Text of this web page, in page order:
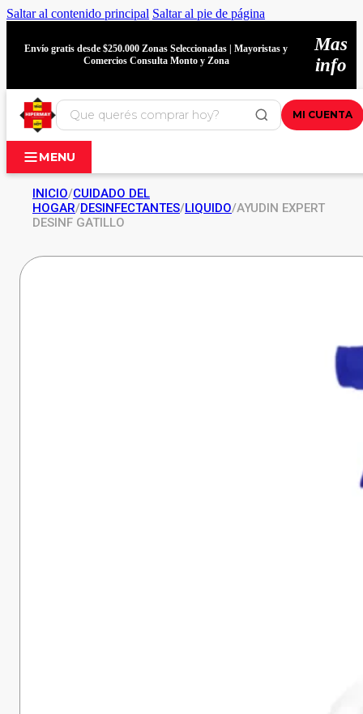
Saltar al contenido principal Saltar al pie de página
Envío gratis desde $250.000 Zonas Seleccionadas | Mayoristas y
Comercios Consulta Monto y Zona
Mas
info
MI CUENTA
MENU
INICIO/CUIDADO DEL
HOGAR/DESINFECTANTES/LIQUIDO/AYUDIN EXPERT
DESINF GATILLO